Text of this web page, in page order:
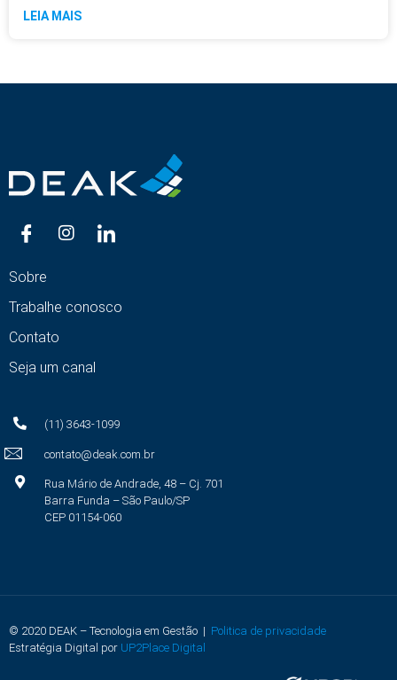
LEIA MAIS
Sobre
Trabalhe conosco
Contato
Seja um canal
(11) 3643-1099
contato@deak.com.br
Rua Mário de Andrade, 48 – Cj. 701
Barra Funda – São Paulo/SP
CEP 01154-060
© 2020 DEAK – Tecnologia em Gestão | Politica de privacidade
Estratégia Digital por UP2Place Digital